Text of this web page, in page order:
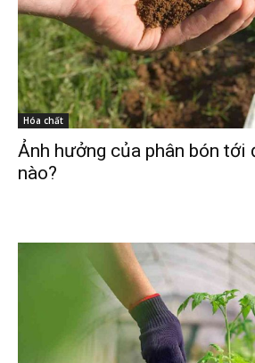
Hóa chất
Ảnh hưởng của phân bón tới
nào?